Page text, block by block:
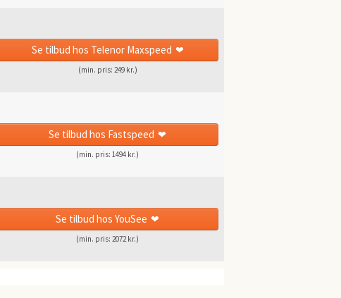
Se tilbud hos Telenor Maxspeed
(min. pris: 249 kr.)
Se tilbud hos Fastspeed
(min. pris: 1494 kr.)
Se tilbud hos YouSee
(min. pris: 2072 kr.)